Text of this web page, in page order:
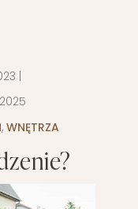
, WNĘTRZA